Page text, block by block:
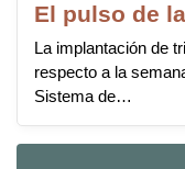
El pulso de
La implantación de
respecto a la
Sistema de…